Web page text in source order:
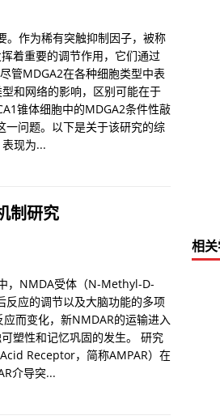
。作为稀有突触抑制因子，被称
着重要的调节作用，它们通过
管MDGA2在各种细胞类型中表
和网络的影响，区别可能在于
锥体细胞中的MDGA2条件性敲
问题。以下是关于该研究的综
现为...
制研究
，NMDA受体（N-Methyl-D-
应的调节以及大脑功能的多项
而变化，新NMDAR的运输进入
塑性和记忆巩固的发生。 研究
Receptor，简称AMPAR）在
介导突...
相